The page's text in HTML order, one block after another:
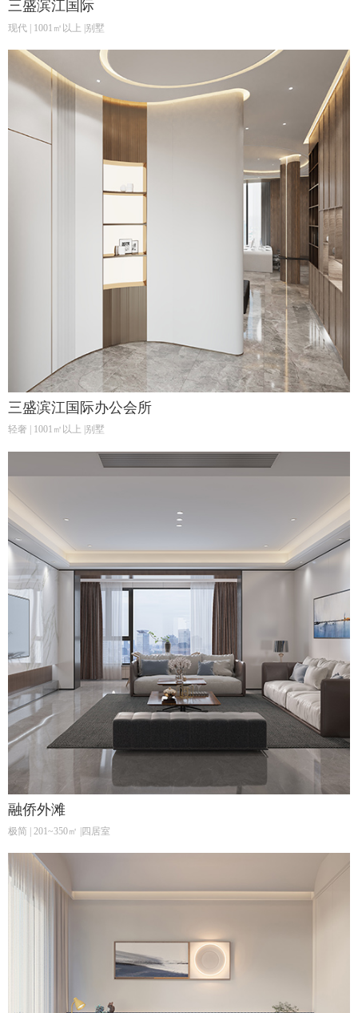
三盛滨江国际
现代 | 1001㎡以上 |别墅
三盛滨江国际办公会所
轻奢 | 1001㎡以上 |别墅
融侨外滩
极简 | 201~350㎡ |四居室